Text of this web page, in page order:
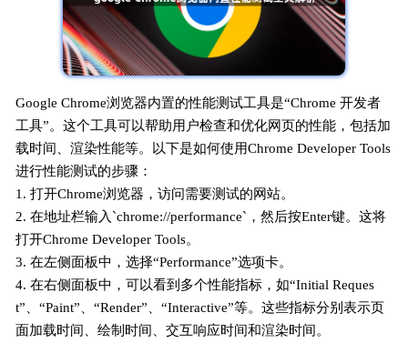
Google Chrome浏览器内置的性能测试工具是“Chrome 开发者
工具”。这个工具可以帮助用户检查和优化网页的性能，包括加
载时间、渲染性能等。以下是如何使用Chrome Developer Tools
进行性能测试的步骤：
1. 打开Chrome浏览器，访问需要测试的网站。
2. 在地址栏输入`chrome://performance`，然后按Enter键。这将
打开Chrome Developer Tools。
3. 在左侧面板中，选择“Performance”选项卡。
4. 在右侧面板中，可以看到多个性能指标，如“Initial Reques
t”、“Paint”、“Render”、“Interactive”等。这些指标分别表示页
面加载时间、绘制时间、交互响应时间和渲染时间。